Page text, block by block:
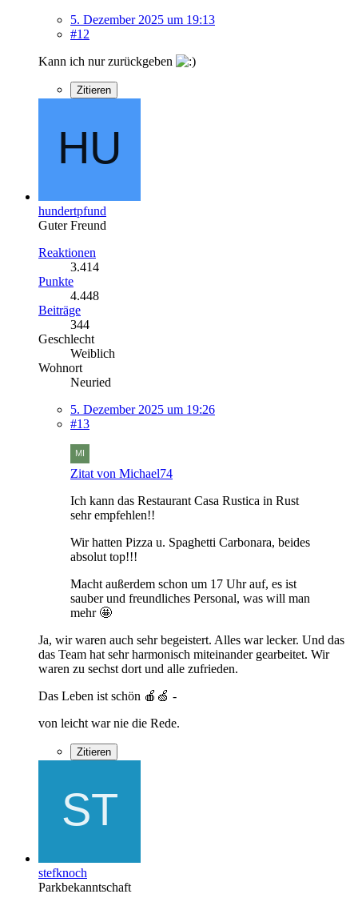
5. Dezember 2025 um 19:13
#12
Kann ich nur zurückgeben
Zitieren
hundertpfund
Guter Freund
Reaktionen
3.414
Punkte
4.448
Beiträge
344
Geschlecht
Weiblich
Wohnort
Neuried
5. Dezember 2025 um 19:26
#13
Zitat von Michael74
Ich kann das Restaurant Casa Rustica in Rust
sehr empfehlen!!
Wir hatten Pizza u. Spaghetti Carbonara, beides
absolut top!!!
Macht außerdem schon um 17 Uhr auf, es ist
sauber und freundliches Personal, was will man
mehr 🤩
Ja, wir waren auch sehr begeistert. Alles war lecker. Und das
das Team hat sehr harmonisch miteinander gearbeitet. Wir
waren zu sechst dort und alle zufrieden.
Das Leben ist schön 🍎🍏 -
von leicht war nie die Rede.
Zitieren
stefknoch
Parkbekanntschaft